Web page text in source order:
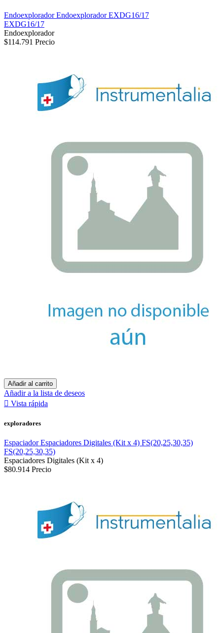
Endoexplorador Endoexplorador EXDG16/17
EXDG16/17
Endoexplorador
$114.791 Precio
Añadir al carrito
Añadir a la lista de deseos
 Vista rápida
exploradores
Espaciador Espaciadores Digitales (Kit x 4) FS(20,25,30,35)
FS(20,25,30,35)
Espaciadores Digitales (Kit x 4)
$80.914 Precio